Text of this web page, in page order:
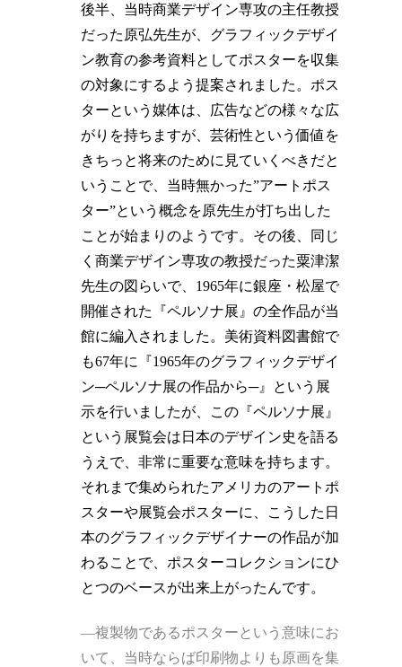
後半、当時商業デザイン専攻の主任教授
だった原弘先生が、グラフィックデザイ
ン教育の参考資料としてポスターを収集
の対象にするよう提案されました。ポス
ターという媒体は、広告などの様々な広
がりを持ちますが、芸術性という価値を
きちっと将来のために見ていくべきだと
いうことで、当時無かった”アートポス
ター”という概念を原先生が打ち出した
ことが始まりのようです。その後、同じ
く商業デザイン専攻の教授だった粟津潔
先生の図らいで、1965年に銀座・松屋で
開催された『ペルソナ展』の全作品が当
館に編入されました。美術資料図書館で
も67年に『1965年のグラフィックデザイ
ン─ペルソナ展の作品から─』という展
示を行いましたが、この『ペルソナ展』
という展覧会は日本のデザイン史を語る
うえで、非常に重要な意味を持ちます。
それまで集められたアメリカのアートポ
スターや展覧会ポスターに、こうした日
本のグラフィックデザイナーの作品が加
わることで、ポスターコレクションにひ
とつのベースが出来上がったんです。
―複製物であるポスターという意味にお
いて、当時ならば印刷物よりも原画を集